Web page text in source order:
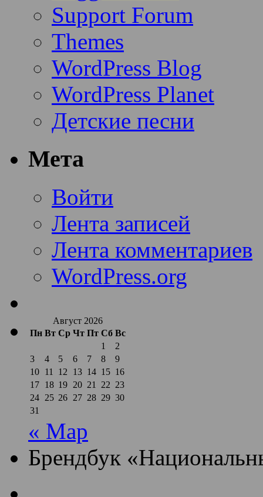
Support Forum
Themes
WordPress Blog
WordPress Planet
Детские песни
Мета
Войти
Лента записей
Лента комментариев
WordPress.org
Август 2026
Пн Вт Ср Чт Пт Сб Вс
1
2
3
4 5 6 7 8
9
10 11 12 13 14 15 16
17 18 19 20 21 22 23
24 25 26 27 28 29 30
31
« Мар
Брендбук